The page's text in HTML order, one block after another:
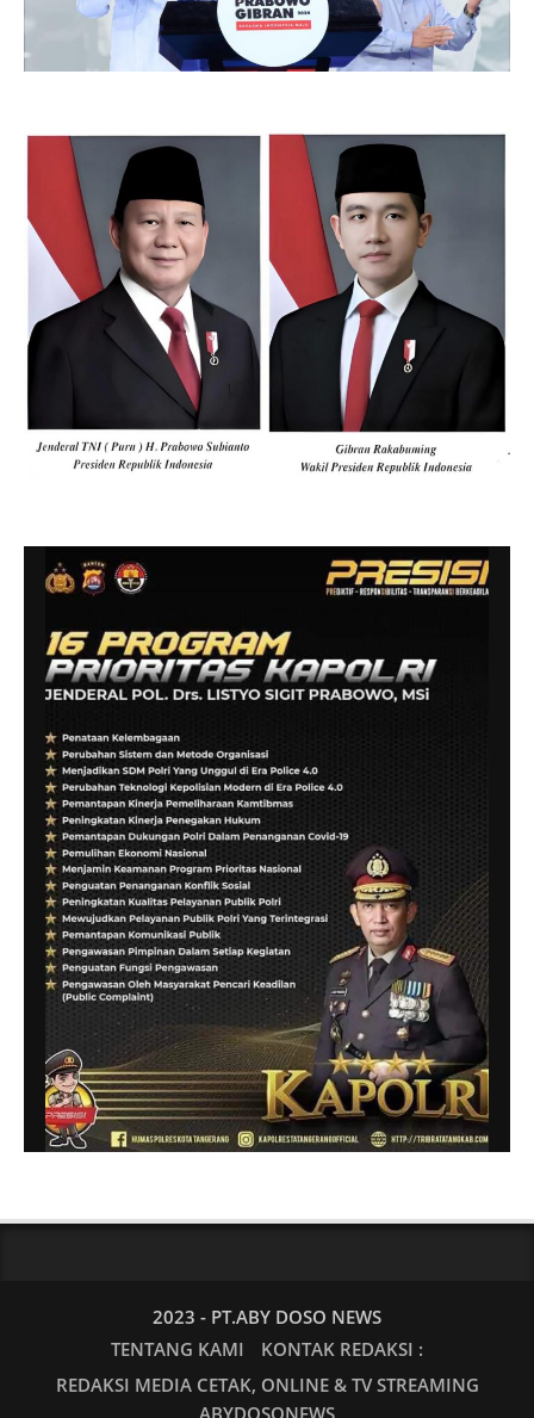
2023 - PT.ABY DOSO NEWS
TENTANG KAMI
KONTAK REDAKSI :
REDAKSI MEDIA CETAK, ONLINE & TV STREAMING